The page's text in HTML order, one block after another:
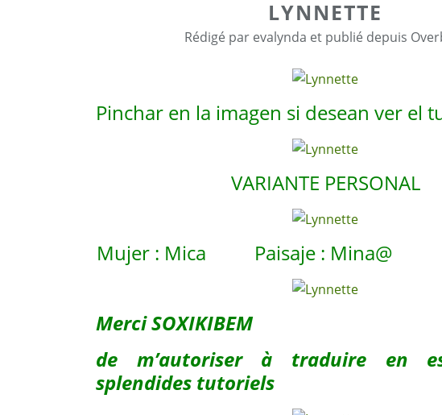
LYNNETTE
Rédigé par evalynda et publié depuis
Pinchar en la imagen si desean ver el
VARIANTE PERSONAL
Mujer : Mica Paisaje : Mina@
Merci SOXIKIBEM
de m’autoriser à traduire en
splendides tutoriels